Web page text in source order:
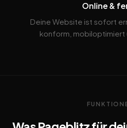
Online &
Deine Website ist sofort
konform, mobiloptimiert